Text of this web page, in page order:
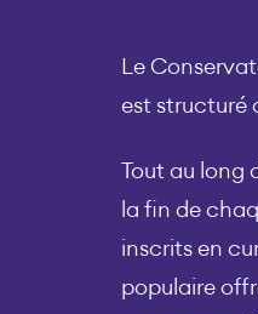
Le
est structuré
Tout au long
la fin de
inscrits en
populaire